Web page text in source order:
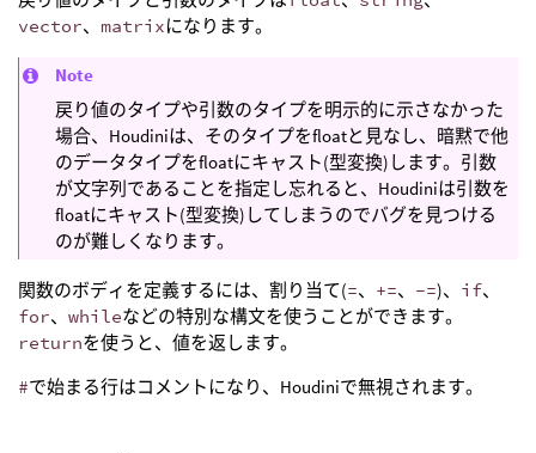
vector、 matrixになります。
Note
戻り値のタイプや引数のタイプを明示的に示さなかった
場合、Houdiniは、そのタイプをfloatと見なし、暗黙で他
のデータタイプをfloatにキャスト(型変換)します。引数
が文字列であることを指定し忘れると、Houdiniは引数を
floatにキャスト(型変換)してしまうのでバグを見つける
のが難しくなります。
関数のボディを定義するには、割り当て(=、 +=、 -=)、 if、
for、 whileなどの特別な構文を使うことができます。
returnを使うと、値を返します。
#で始まる行はコメントになり、Houdiniで無視されます。